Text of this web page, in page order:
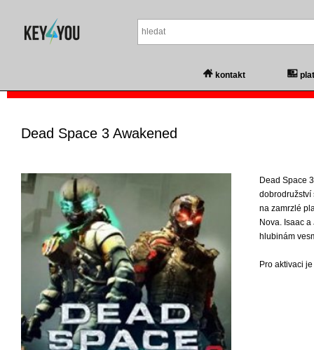
kontakt
Dead Space 3 Awakened
Dead Space
dobrodružství
na zamrzlé
Nova. Isaac
hlubinám
Pro aktivaci